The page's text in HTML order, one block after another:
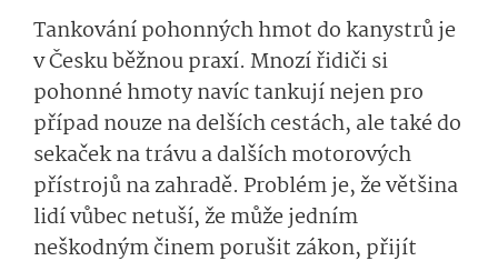
Tankování pohonných hmot do kanystrů je
v Česku běžnou praxí. Mnozí řidiči si
pohonné hmoty navíc tankují nejen pro
případ nouze na delších cestách, ale také do
sekaček na trávu a dalších motorových
přístrojů na zahradě. Problém je, že většina
lidí vůbec netuší, že může jedním
neškodným činem porušit zákon, přijít